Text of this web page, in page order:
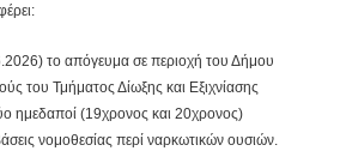
το απόγευμα σε περιοχή του Δήμου
του Τμήματος Δίωξης και Εξιχνίασης
ημεδαποί (19χρονος και 20χρονος)
νομοθεσίας περί ναρκωτικών ουσιών.